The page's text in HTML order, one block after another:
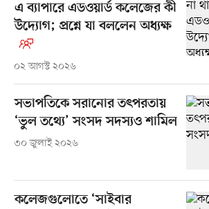
এ ব্যাপারে এডওয়ার্ড কলেজের কী
উদ্যোগ; প্রশ্নে যা বললেন অধ্যক্ষ
০২ আগস্ট ২০২৬
সভাপতিকে সরানোর তৎপরতায়
‘ভুল তথ্যে’ সংসদ সদস্যও শামিল
৩০ জুলাই ২০২৬
কলেজগুলোতে ‘সাইবার